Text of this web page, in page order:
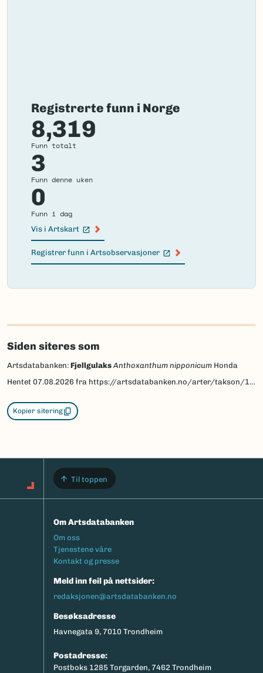
Registrerte funn i Norge
8,319
Funn totalt
3
Funn denne uken
0
Funn i dag
Vis i Artskart
(Ekstern lenke)
Registrer funn i Artsobservasjoner
(Ekstern lenke)
Failed
load
map.
Siden siteres som
Artsdatabanken: Fjellgulaks Anthoxanthum nipponicum Honda
Hentet 07.08.2026 fra https://artsdatabanken.no/arter/takson/130454
Kopier sitering
Til toppen
Om Artsdatabanken
Footermeny
Om oss
Tjenestene våre
Kontakt og presse
Meld inn feil på nettsider:
redaksjonen@artsdatabanken.no
Besøksadresse
Havnegata 9, 7010 Trondheim
Postadresse:
Postboks 1285 Torgarden, 7462 Trondheim